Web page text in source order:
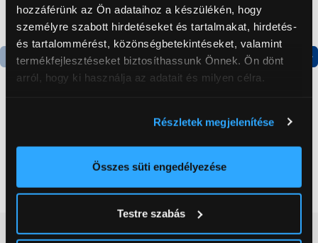
hozzáférünk az Ön adataihoz a készülékén, hogy
személyre szabott hirdetéseket és tartalmakat, hirdetés-
és tartalommérést, közönségbetekintéseket, valamint
termékfejlesztéseket biztosíthassunk Önnek. Ön dönt
arról, hogy ki használja az adatait és milyen célra.
elhelyezkedéséről pár méteres pontossággal
Az Ön készülékén beazonosítása annak konkrét
módjairól és adja meg preferenciáit aRészletek
pontban. Bármikor módosíthatja vagy visszavonhatja a
Részletek megjelenítése
Összes süti engedélyezése
Testre szabás
Termék adatlap Termék adatlap
Gorenje N619EAXL4
179 999 Ft
Vásárlói vélemények(0)